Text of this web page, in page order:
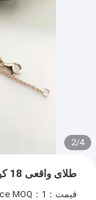
2/4
طلای واقعی 18 کیلوگرم در گوشواره و گردنبند با یاقوت طبیعی
قیمت：Wholesale Price MOQ：1